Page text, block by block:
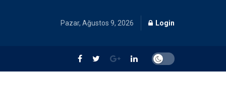
Pazar, Ağustos 9, 2026 Login